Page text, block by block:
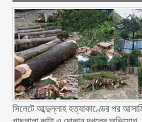
সিলেটে আব্দুল্লাহ হত্যাকাণ্ডের পর